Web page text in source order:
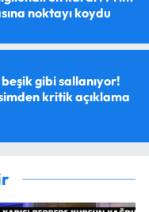
noktayı koydu
gibi sallanıyor!
kritik açıklama